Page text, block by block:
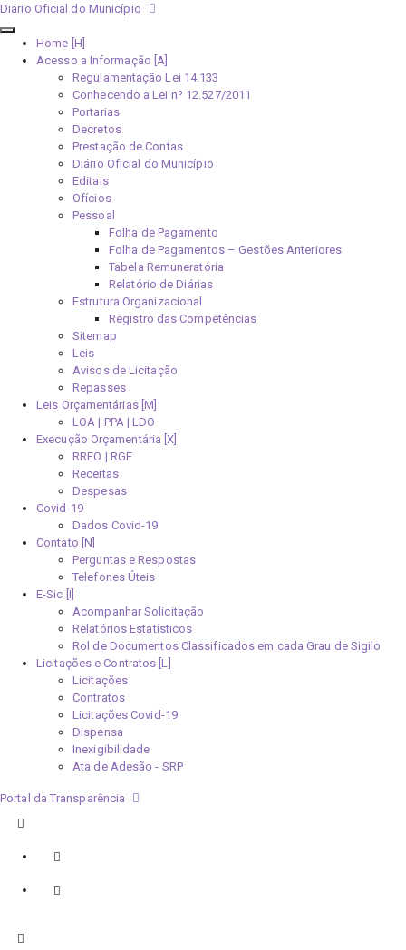
Diário Oficial do Município
Home [H]
Acesso a Informação [A]
Regulamentação Lei 14.133
Conhecendo a Lei nº 12.527/2011
Portarias
Decretos
Prestação de Contas
Diário Oficial do Município
Editais
Ofícios
Pessoal
Folha de Pagamento
Folha de Pagamentos – Gestões Anteriores
Tabela Remuneratória
Relatório de Diárias
Estrutura Organizacional
Registro das Competências
Sitemap
Leis
Avisos de Licitação
Repasses
Leis Orçamentárias [M]
LOA | PPA | LDO
Execução Orçamentária [X]
RREO | RGF
Receitas
Despesas
Covid-19
Dados Covid-19
Contato [N]
Perguntas e Respostas
Telefones Úteis
E-Sic [I]
Acompanhar Solicitação
Relatórios Estatísticos
Rol de Documentos Classificados em cada Grau de Sigilo
Licitações e Contratos [L]
Licitações
Contratos
Licitações Covid-19
Dispensa
Inexigibilidade
Ata de Adesão - SRP
Portal da Transparência